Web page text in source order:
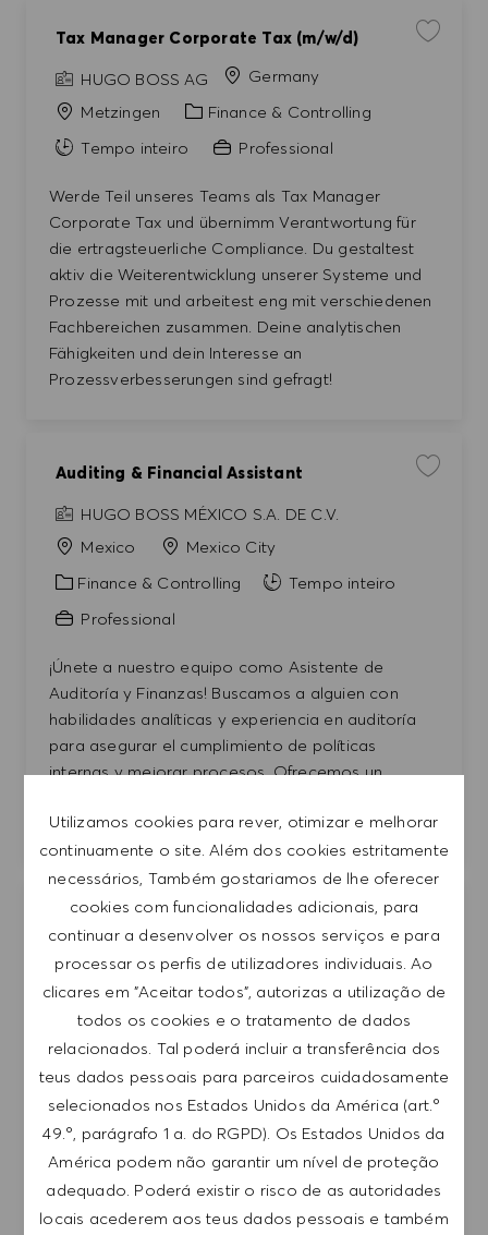
Utilizamos cookies para rever, otimizar e melhorar
continuamente o site. Além dos cookies estritamente
necessários, Também gostariamos de lhe oferecer
cookies com funcionalidades adicionais, para
continuar a desenvolver os nossos serviços e para
processar os perfis de utilizadores individuais. Ao
clicares em "Aceitar todos", autorizas a utilização de
todos os cookies e o tratamento de dados
relacionados. Tal poderá incluir a transferência dos
teus dados pessoais para parceiros cuidadosamente
selecionados nos Estados Unidos da América (art.º
49.º, parágrafo 1 a. do RGPD). Os Estados Unidos da
América podem não garantir um nível de proteção
adequado. Poderá existir o risco de as autoridades
locais acederem aos teus dados pessoais e também
Tax Manager Corporate Tax (m/w/d)
HUGO BOSS AG
Germany
Metzingen
Categoria
Finance & Controlling
Tempo inteiro
Professional
Werde Teil unseres Teams als Tax Manager
Corporate Tax und übernimm Verantwortung für
die ertragsteuerliche Compliance. Du gestaltest
aktiv die Weiterentwicklung unserer Systeme und
Prozesse mit und arbeitest eng mit verschiedenen
Fachbereichen zusammen. Deine analytischen
Fähigkeiten und dein Interesse an
Prozessverbesserungen sind gefragt!
Guardar
Auditing & Financial Assistant
HUGO BOSS MÉXICO S.A. DE C.V.
Mexico
Mexico City
Categoria
Finance & Controlling
Tempo inteiro
Professional
¡Únete a nuestro equipo como Asistente de
Auditoría y Finanzas! Buscamos a alguien con
habilidades analíticas y experiencia en auditoría
para asegurar el cumplimiento de políticas
internas y mejorar procesos. Ofrecemos un
profesional.
Guardar
Team Leader Corporate Tax (m/w/d)
HUGO BOSS AG
Germany
Metzingen
Categoria
Finance & Controlling
Tempo inteiro
Management
Werde Teil unseres Teams als Teamleiter
Konzernsteuer und gestalte die Zukunft von HUGO
BOSS mit! Du übernimmst die fachliche und
disziplinarische Führung eines multidisziplinären
Teams und treibst die Weiterentwicklung von Tax
Governance und Reporting voran. Bring deine